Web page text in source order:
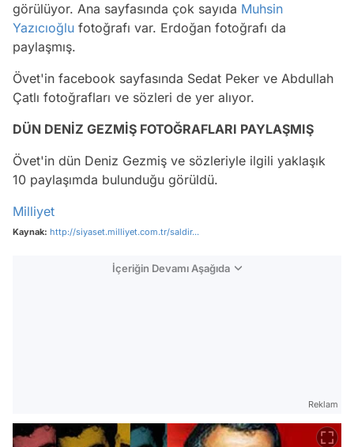
görülüyor. Ana sayfasında çok sayıda Muhsin
Yazıcıoğlu fotoğrafı var. Erdoğan fotoğrafı da
paylaşmış.
Övet'in facebook sayfasında Sedat Peker ve Abdullah
Çatlı fotoğrafları ve sözleri de yer alıyor.
DÜN DENİZ GEZMİŞ FOTOĞRAFLARI PAYLAŞMIŞ
Övet'in dün Deniz Gezmiş ve sözleriyle ilgili yaklaşık
10 paylaşımda bulunduğu görüldü.
Milliyet
Kaynak: http://siyaset.milliyet.com.tr/saldir...
İçeriğin Devamı Aşağıda
Reklam